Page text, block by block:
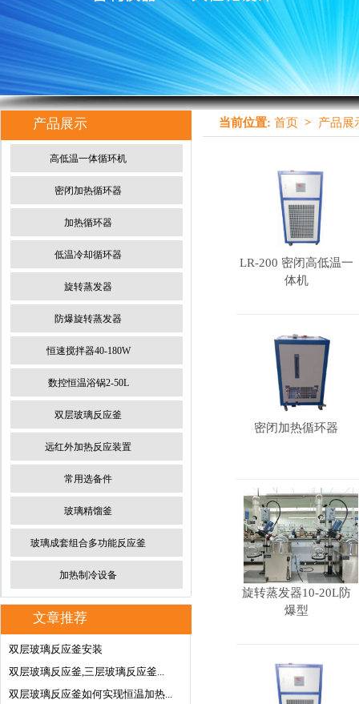
产品展示
高低温一体循环机
密闭加热循环器
加热循环器
低温冷却循环器
旋转蒸发器
防爆旋转蒸发器
恒速搅拌器40-180W
数控恒温浴锅2-50L
双层玻璃反应釜
远红外加热反应装置
常用选备件
玻璃精馏釜
玻璃成套组合多功能反应釜
加热制冷设备
文章推荐
双层玻璃反应釜安装
双层玻璃反应釜,三层玻璃反应釜...
双层玻璃反应釜如何实现恒温加热...
当前位置: 首页 > 产品展
LR-200 密闭高低温一
体机
密闭加热循环器
旋转蒸发器10-20L防
爆型